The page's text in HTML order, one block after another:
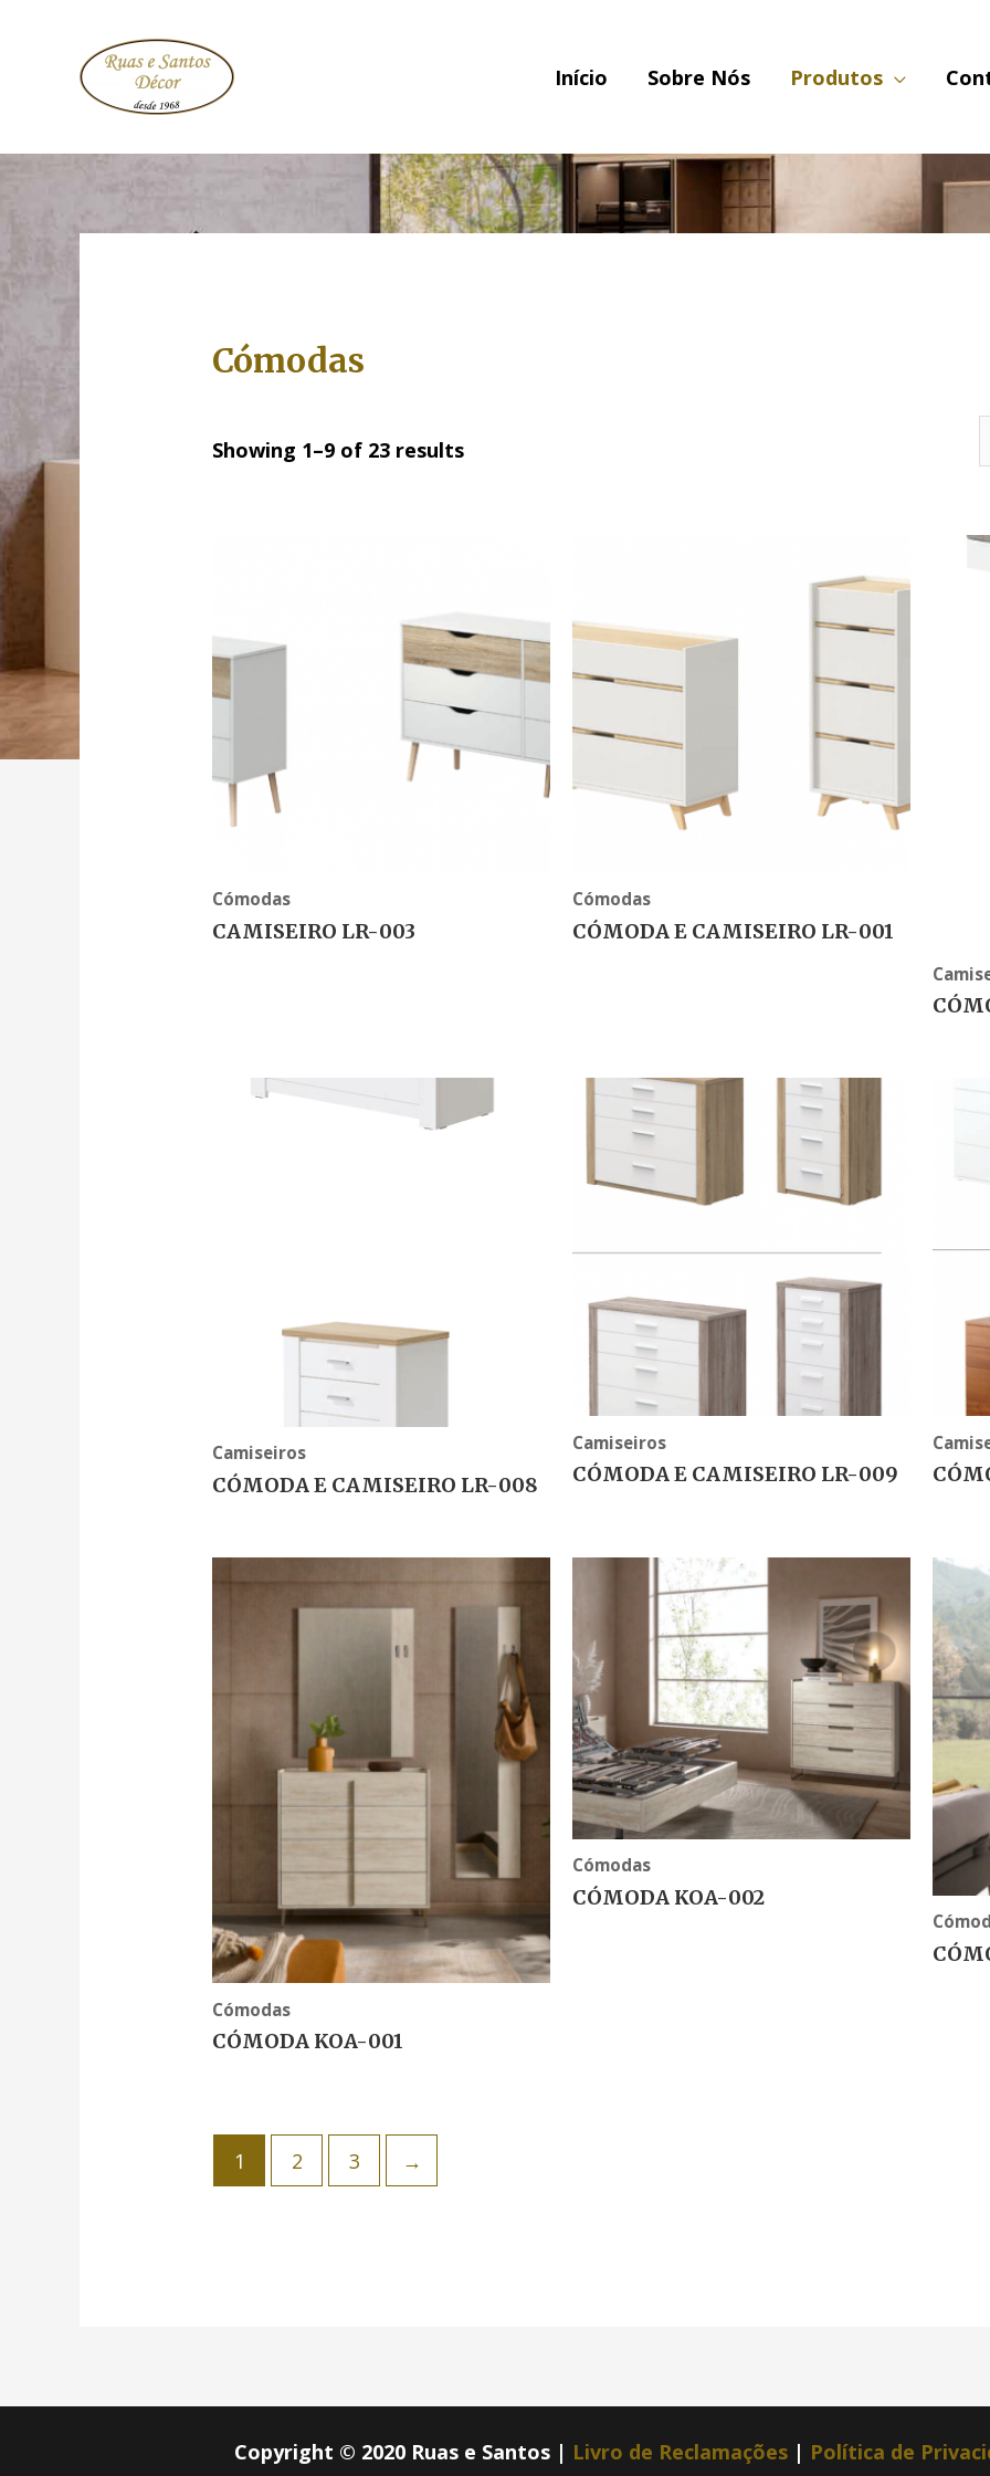
Início Sobre Nós Produtos
Cómodas
Showing 1–9 of 23 results
Cómodas
CAMISEIRO LR-003
Cómodas
CÓMODA E CAMISEIRO LR-001
Camiseiros
CÓMODA E CAMISEIRO LR-008
Camiseiros
CÓMODA E CAMISEIRO LR-009
Cómodas
CÓMODA KOA-001
Cómodas
CÓMODA KOA-002
1 2 3 →
Copyright © 2020 Ruas e Santos | Livro de Reclamações| Política de